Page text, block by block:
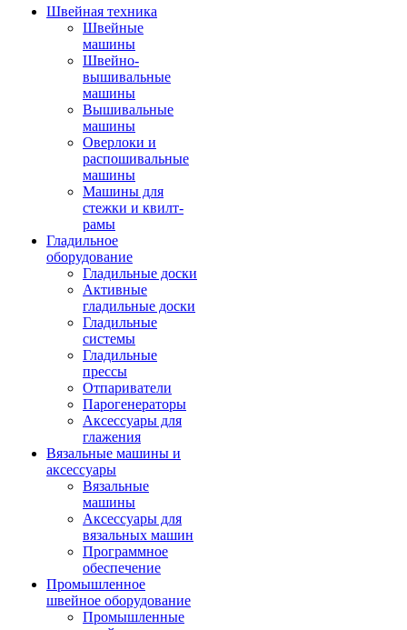
Швейная техника
Швейные
машины
Швейно-
вышивальные
машины
Вышивальные
машины
Оверлоки и
распошивальные
машины
Машины для
стежки и квилт-
рамы
Гладильное
оборудование
Гладильные доски
Активные
гладильные доски
Гладильные
системы
Гладильные
прессы
Отпариватели
Парогенераторы
Аксессуары для
глажения
Вязальные машины и
аксессуары
Вязальные
машины
Аксессуары для
вязальных машин
Программное
обеспечение
Промышленное
швейное оборудование
Промышленные